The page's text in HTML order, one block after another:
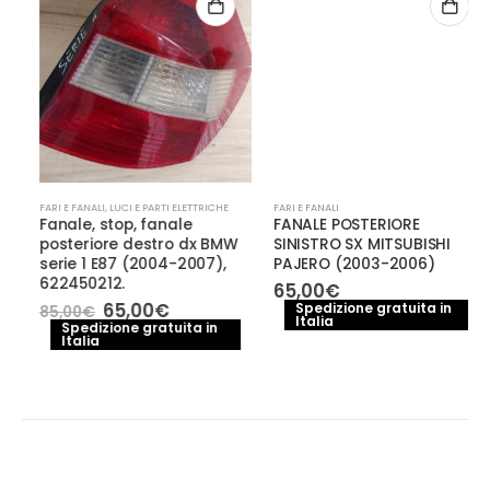
FARI E FANALI,LUCI E PARTI ELETTRICHE
Fanale, stop, fanale
posteriore destro dx BMW
serie 1 E87 (2004-2007),
622450212.
85,00€ Il
prezzo
originale
65,00€Il
prezzo
attuale
Spedizione gratuita in
Italia
FARI E FANALI
FANALE POSTERIORE
SINISTRO SX MITSUBISHI
PAJERO (2003-2006)
65,00€
Spedizione gratuita in
Italia